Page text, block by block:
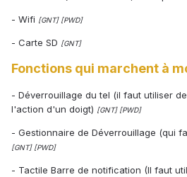
- Wifi [GNT] [PWD]
- Carte SD [GNT]
Fonctions qui marchent à
- Déverrouillage du tel (il faut utiliser
l'action d'un doigt) [GNT] [PWD]
- Gestionnaire de Déverrouillage (qui
[GNT] [PWD]
- Tactile Barre de notification (Il faut